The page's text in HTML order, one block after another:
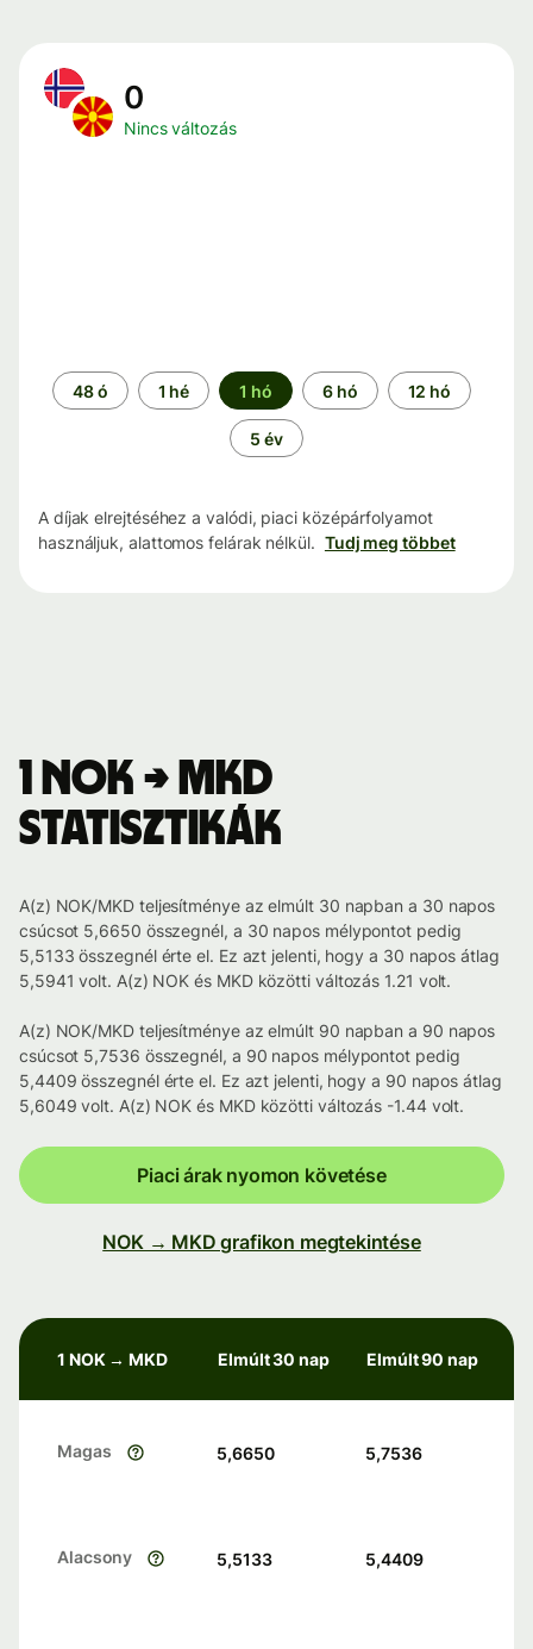
0
Nincs változás
Időszak
48 ó 1 hé 1 hó 6 hó 12 hó
5 év
A díjak elrejtéséhez a valódi, piaci középárfolyamot
használjuk, alattomos felárak nélkül. Tudj meg többet
1 NOK → MKD
statisztikák
A(z) NOK/MKD teljesítménye az elmúlt 30 napban a 30 napos
csúcsot 5,6650 összegnél, a 30 napos mélypontot pedig
5,5133 összegnél érte el. Ez azt jelenti, hogy a 30 napos átlag
5,5941 volt. A(z) NOK és MKD közötti változás 1.21 volt.
A(z) NOK/MKD teljesítménye az elmúlt 90 napban a 90 napos
csúcsot 5,7536 összegnél, a 90 napos mélypontot pedig
5,4409 összegnél érte el. Ez azt jelenti, hogy a 90 napos átlag
5,6049 volt. A(z) NOK és MKD közötti változás -1.44 volt.
Piaci árak nyomon követése
NOK → MKD grafikon megtekintése
1 NOK → MKD Elmúlt 30 nap Elmúlt 90 nap
Magas 5,6650 5,7536
Alacsony 5,5133 5,4409